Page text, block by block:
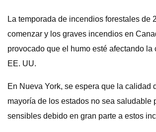
La temporada de incendios forestales de
comenzar y los graves incendios en
provocado que el humo esté afectando la
EE. UU.
En Nueva York, se espera que la calidad
mayoría de los estados no sea saludable
sensibles debido en gran parte a estos